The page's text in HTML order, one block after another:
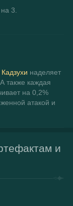
на 3.
наделяет
также каждая
на 0,2%
атакой и
и